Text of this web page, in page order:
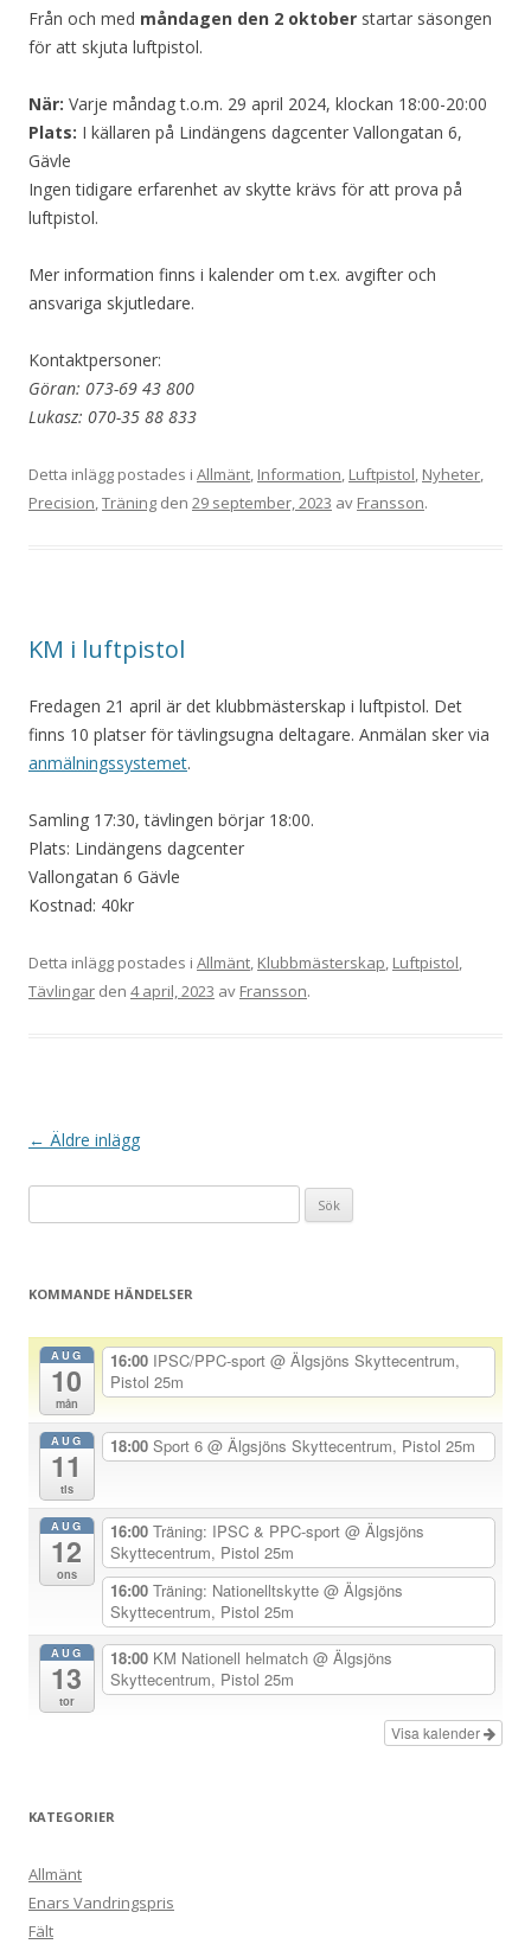
Från och med måndagen den 2 oktober startar säsongen
för att skjuta luftpistol.
När: Varje måndag t.o.m. 29 april 2024, klockan 18:00-20:00
Plats: I källaren på Lindängens dagcenter Vallongatan 6,
Gävle
Ingen tidigare erfarenhet av skytte krävs för att prova på
luftpistol.
Mer information finns i kalender om t.ex. avgifter och
ansvariga skjutledare.
Kontaktpersoner:
Göran: 073-69 43 800
Lukasz: 070-35 88 833
Detta inlägg postades i Allmänt, Information, Luftpistol, Nyheter,
Precision,Träning den 29 september, 2023 av Fransson.
KM i luftpistol
Fredagen 21 april är det klubbmästerskap i luftpistol. Det
finns 10 platser för tävlingsugna deltagare. Anmälan sker via
anmälningssystemet.
Samling 17:30, tävlingen börjar 18:00.
Plats: Lindängens dagcenter
Vallongatan 6 Gävle
Kostnad: 40kr
Detta inlägg postades i Allmänt, Klubbmästerskap, Luftpistol,
Tävlingar den 4 april, 2023 av Fransson.
I
g
s
g
n
← Äldre inlägg
efter:
KOMMANDE HÄNDELSER
AUG
10
mån
16:00 IPSC/PPC-sport @ Älgsjöns Skyttecentrum,
Pistol 25m
AUG
11
tis
18:00 Sport 6 @ Älgsjöns Skyttecentrum, Pistol 25m
AUG
12
ons
16:00 Träning: IPSC & PPC-sport @ Älgsjöns
Skyttecentrum, Pistol 25m
16:00 Träning: Nationelltskytte @ Älgsjöns
Skyttecentrum, Pistol 25m
AUG
13
tor
18:00 KM Nationell helmatch @ Älgsjöns
Skyttecentrum, Pistol 25m
Visa kalender
KATEGORIER
Allmänt
Enars Vandringspris
Fält